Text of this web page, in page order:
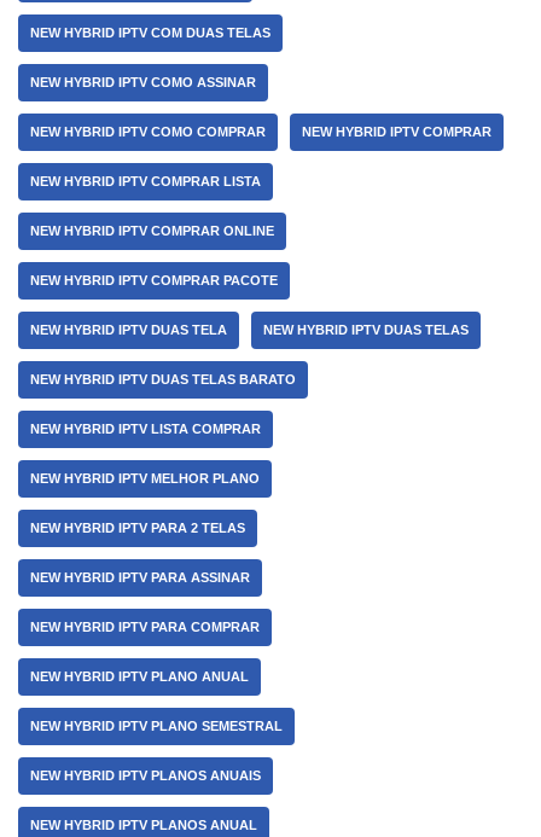
NEW HYBRID IPTV COM DUAS TELAS
NEW HYBRID IPTV COMO ASSINAR
NEW HYBRID IPTV COMO COMPRAR NEW HYBRID IPTV COMPRAR
NEW HYBRID IPTV COMPRAR LISTA
NEW HYBRID IPTV COMPRAR ONLINE
NEW HYBRID IPTV COMPRAR PACOTE
NEW HYBRID IPTV DUAS TELA NEW HYBRID IPTV DUAS TELAS
NEW HYBRID IPTV DUAS TELAS BARATO
NEW HYBRID IPTV LISTA COMPRAR
NEW HYBRID IPTV MELHOR PLANO
NEW HYBRID IPTV PARA 2 TELAS
NEW HYBRID IPTV PARA ASSINAR
NEW HYBRID IPTV PARA COMPRAR
NEW HYBRID IPTV PLANO ANUAL
NEW HYBRID IPTV PLANO SEMESTRAL
NEW HYBRID IPTV PLANOS ANUAIS
NEW HYBRID IPTV PLANOS ANUAL